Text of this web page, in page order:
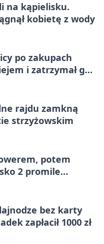
na kąpielisku.
kobietę z wody
po zakupach
i zatrzymał go
rajdu zamkną
strzyżowskim
potem
2 promile
bez karty
zapłacił 1000 zł